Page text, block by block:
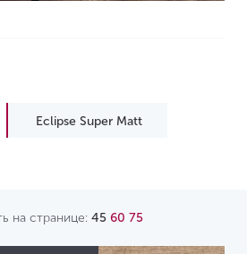
Eclipse Super Matt
Parquet LVT
на странице: 45 60 75